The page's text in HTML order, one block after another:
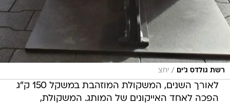
רשת גולדס ג'ים / יחצ
לאורך השנים, המשקולת המוזהבת במשקל 150 ק"ג
הפכה לאחד האייקונים של המותג. המשקולת,